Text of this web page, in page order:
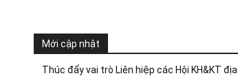
Mới cập nhật
Thúc đẩy vai trò Liên hiệp các Hội KH&KT địa